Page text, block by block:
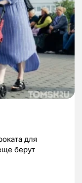
для
берут